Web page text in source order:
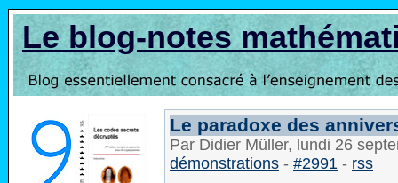
Le blog-notes
Le paradoxe des
Par Didier Müller, lundi 26
démonstrations - #2991 - rss